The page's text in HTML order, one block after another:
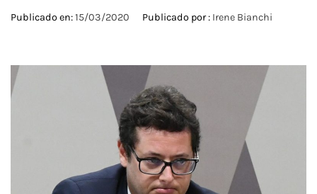
Publicado en:15/03/2020 Publicado por : Irene Bianchi